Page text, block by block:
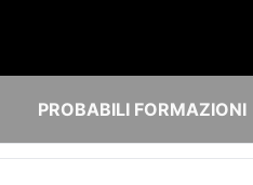
PROBABILI FORMAZIONI